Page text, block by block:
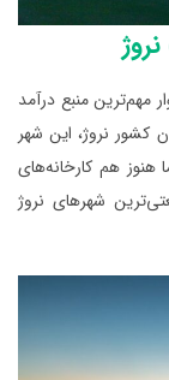
منبع درآمد
کشور نروژ، این شهر
هم کارخانه‌های
شهرهای نروژ